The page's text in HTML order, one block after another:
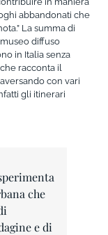
abbandonati che
La summa di
diffuso
in Italia senza
racconta il
con vari
gli itinerari
che
e di